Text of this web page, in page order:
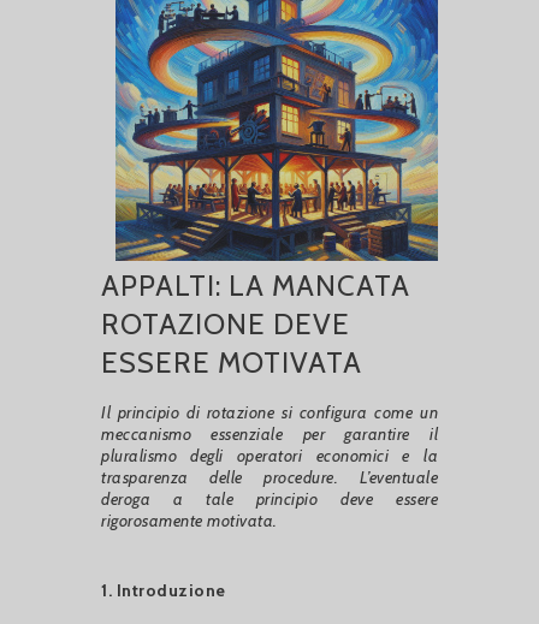
APPALTI: LA MANCATA
ROTAZIONE DEVE
ESSERE MOTIVATA
Il principio di rotazione si configura come un
meccanismo essenziale per garantire il
pluralismo degli operatori economici e la
trasparenza delle procedure. L’eventuale
deroga a tale principio deve essere
rigorosamente motivata.
1. Introduzione